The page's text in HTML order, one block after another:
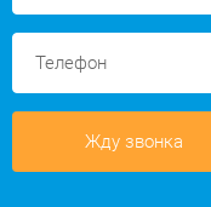
Жду звонка